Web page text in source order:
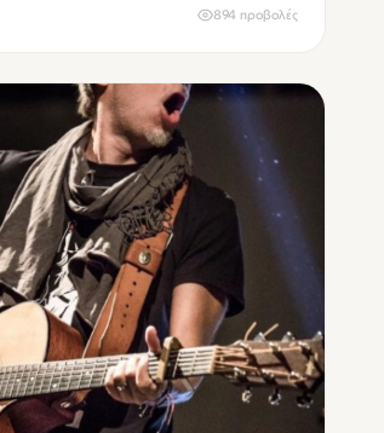
894 προβολές